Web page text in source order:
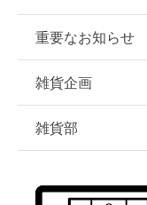
重要なお知らせ
雑貨企画
雑貨部